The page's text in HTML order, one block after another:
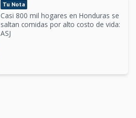
Tu Nota
Casi 800 mil hogares en Honduras se
saltan comidas por alto costo de vida:
ASJ